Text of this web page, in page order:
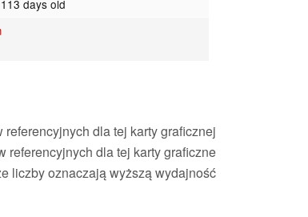
days old
dla tej karty graficznej
referencyjnych dla tej karty graficzne
liczby oznaczają wyższą wydajność